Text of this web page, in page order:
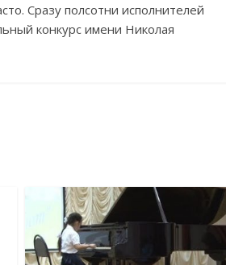
Сразу полсотни исполнителей
конкурс имени Николая